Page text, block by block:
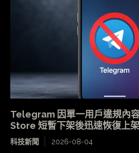
Telegram 因單一用戶違規內
Store 短暫下架後迅速恢復上架
科技新聞 2026-08-04